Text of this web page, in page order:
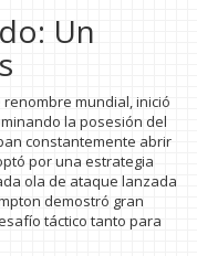
Un
mundial, inició
la posesión del
constantemente abrir
por una estrategia
ola de ataque lanzada
demostró gran
táctico tanto para